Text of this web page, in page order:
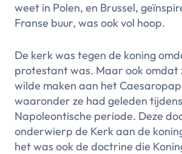
weet in Polen, en Brussel,
Franse buur, was ook vol hoop.
De kerk was tegen de koning
protestant was. Maar ook omdat
wilde maken aan het
waaronder ze had geleden
Napoleontische periode. Deze
onderwierp de Kerk aan de
het was ook de doctrine die